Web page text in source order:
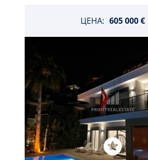
ЦЕНА: 605 000 €